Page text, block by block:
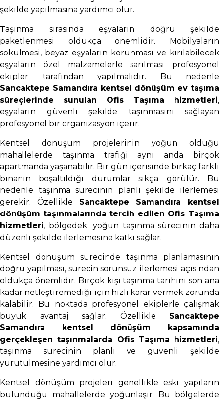
şekilde yapılmasına yardımcı olur.
Taşınma sırasında eşyaların doğru şekilde
paketlenmesi oldukça önemlidir. Mobilyaların
sökülmesi, beyaz eşyaların korunması ve kırılabilecek
eşyaların özel malzemelerle sarılması profesyonel
ekipler tarafından yapılmalıdır. Bu nedenle
Sancaktepe Samandıra kentsel dönüşüm ev taşıma
süreçlerinde sunulan Ofis Taşıma hizmetleri,
eşyaların güvenli şekilde taşınmasını sağlayan
profesyonel bir organizasyon içerir.
Kentsel dönüşüm projelerinin yoğun olduğu
mahallelerde taşınma trafiği aynı anda birçok
apartmanda yaşanabilir. Bir gün içerisinde birkaç farklı
binanın boşaltıldığı durumlar sıkça görülür. Bu
nedenle taşınma sürecinin planlı şekilde ilerlemesi
gerekir. Özellikle Sancaktepe Samandıra kentsel
dönüşüm taşınmalarında tercih edilen Ofis Taşıma
hizmetleri, bölgedeki yoğun taşınma sürecinin daha
düzenli şekilde ilerlemesine katkı sağlar.
Kentsel dönüşüm sürecinde taşınma planlamasının
doğru yapılması, sürecin sorunsuz ilerlemesi açısından
oldukça önemlidir. Birçok kişi taşınma tarihini son ana
kadar netleştiremediği için hızlı karar vermek zorunda
kalabilir. Bu noktada profesyonel ekiplerle çalışmak
büyük avantaj sağlar. Özellikle Sancaktepe
Samandıra kentsel dönüşüm kapsamında
gerçekleşen taşınmalarda Ofis Taşıma hizmetleri,
taşınma sürecinin planlı ve güvenli şekilde
yürütülmesine yardımcı olur.
Kentsel dönüşüm projeleri genellikle eski yapıların
bulunduğu mahallelerde yoğunlaşır. Bu bölgelerde